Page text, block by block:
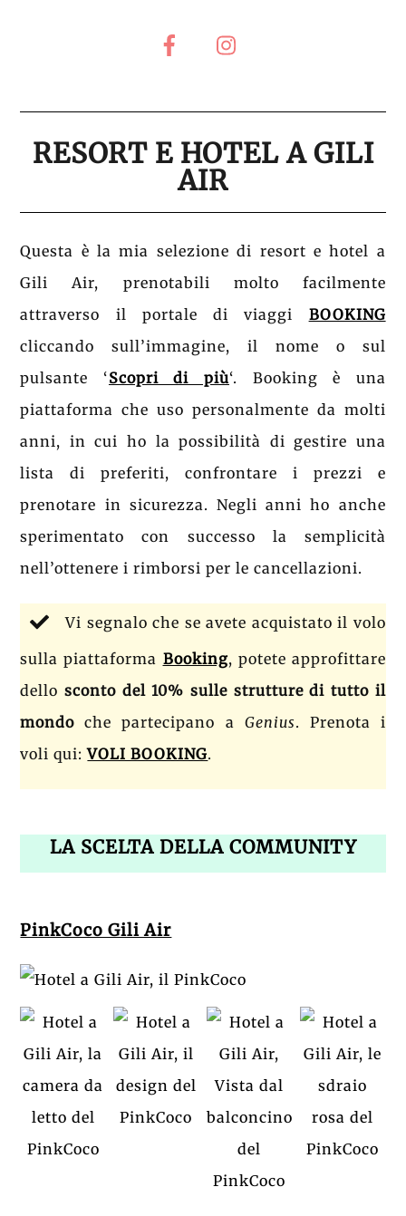
RESORT E HOTEL A GILI
AIR
Questa è la mia selezione di resort e hotel a
Gili Air, prenotabili molto facilmente
attraverso il portale di viaggi BOOKING
cliccando sull’immagine, il nome o sul
pulsante ‘Scopri di più‘. Booking è una
piattaforma che uso personalmente da molti
anni, in cui ho la possibilità di gestire una
lista di preferiti, confrontare i prezzi e
prenotare in sicurezza. Negli anni ho anche
sperimentato con successo la semplicità
nell’ottenere i rimborsi per le cancellazioni.
Vi segnalo che se avete acquistato il volo
sulla piattaforma Booking, potete approfittare
dellosconto del 10% sulle strutture di tutto il
mondo che partecipano a Genius. Prenota i
voli qui:VOLI BOOKING.
LA SCELTA DELLA COMMUNITY
PinkCoco Gili Air